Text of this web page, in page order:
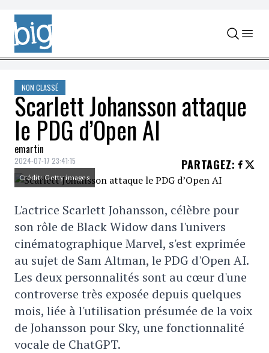
Skip to content
NON CLASSÉ
Scarlett Johansson attaque
le PDG d’Open AI
emartin
2024-07-17 23:41:15 PARTAGEZ:
Crédit: Getty images
L'actrice Scarlett Johansson, célèbre pour
son rôle de Black Widow dans l'univers
cinématographique Marvel, s'est exprimée
au sujet de Sam Altman, le PDG d'Open AI.
Les deux personnalités sont au cœur d'une
controverse très exposée depuis quelques
mois, liée à l'utilisation présumée de la voix
de Johansson pour Sky, une fonctionnalité
vocale de ChatGPT.